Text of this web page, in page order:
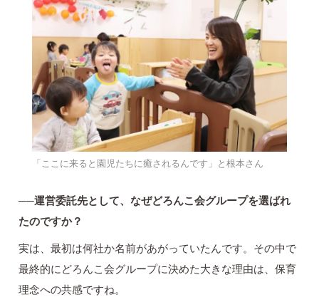
「ここに来ると園児たちに癒されるんです」と根本さん
──運営委託先として、なぜどろんこ会グループを選ばれ
たのですか？
実は、最初は何社か名前があがっていたんです。その中で
最終的にどろんこ会グループに決めた大きな理由は、保育
理念への共感ですね。